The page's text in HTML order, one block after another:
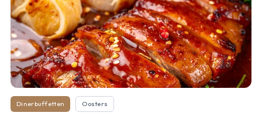
Dinerbuffetten Oosters